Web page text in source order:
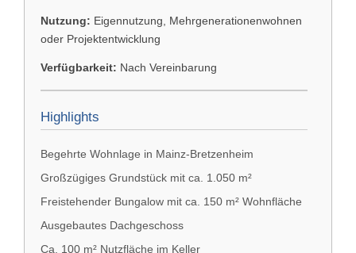
Nutzung: Eigennutzung, Mehrgenerationenwohnen
oder Projektentwicklung
Verfügbarkeit: Nach Vereinbarung
Highlights
Begehrte Wohnlage in Mainz-Bretzenheim
Großzügiges Grundstück mit ca. 1.050 m²
Freistehender Bungalow mit ca. 150 m² Wohnfläche
Ausgebautes Dachgeschoss
Ca. 100 m² Nutzfläche im Keller